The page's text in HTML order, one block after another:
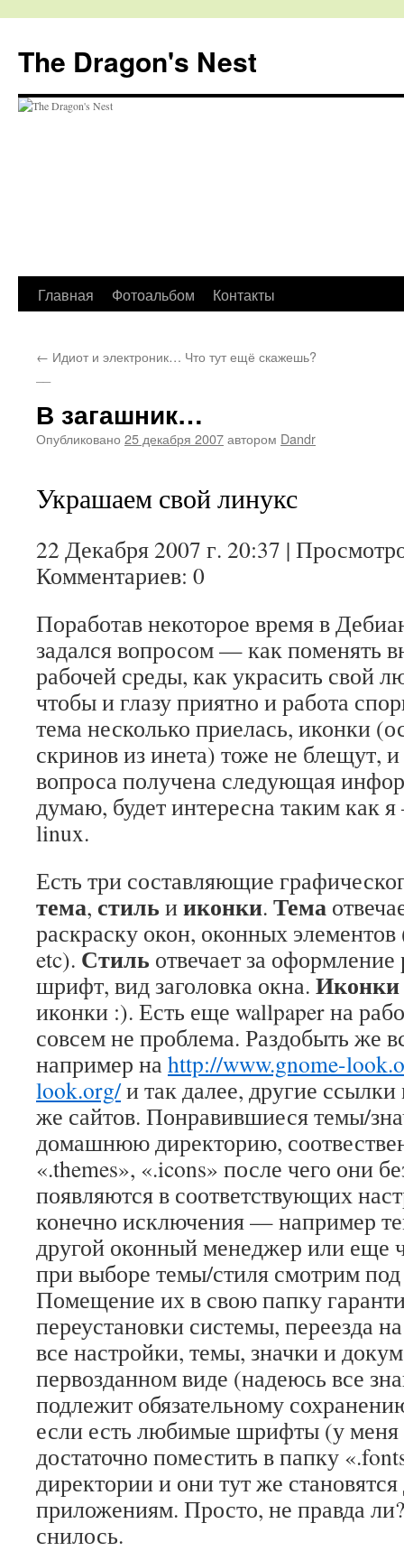
The Dragon's Nest
Перейти
содержимому
Главная Фотоальбом Контакты
← Идиот и электроник… Что тут ещё скажешь?
В загашник…
Опубликовано 25 декабря 2007автором Dandr
Украшаем свой линукс
22 Декабря 2007 г. 20:37 |
Комментариев: 0
Поработав некоторое время в
задался вопросом — как поменять
рабочей среды, как украсить свой
чтобы и глазу приятно и работа
тема несколько приелась, иконки
скринов из инета) тоже не блещут,
вопроса получена следующая
думаю, будет интересна таким как
linux.
Есть три составляющие
тема, стиль ииконки. Тема
раскраску окон, оконных
etc). Стиль отвечает за
шрифт, вид заголовка окна.Иконки
иконки :). Есть еще wallpaper на
совсем не проблема. Раздобыть же
например на http://www.gnome-
look.org/и так далее, другие ссылки
же сайтов. Понравившиеся темы/
домашнюю директорию,
«.themes», «.icons» после чего они
появляются в соответствующих
конечно исключения — например
другой оконный менеджер или еще
при выборе темы/стиля смотрим
Помещение их в свою папку
переустановки системы, переезда
все настройки, темы, значки и
первозданном виде (надеюсь все
подлежит обязательному
если есть любимые шрифты (у меня
достаточно поместить в папку
директории и они тут же
приложениям. Просто, не правда
снилось.